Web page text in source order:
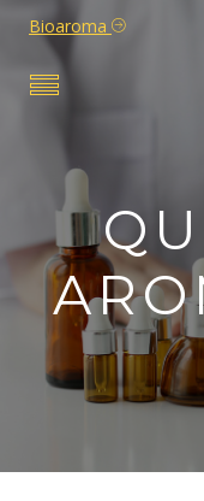
Bioaroma